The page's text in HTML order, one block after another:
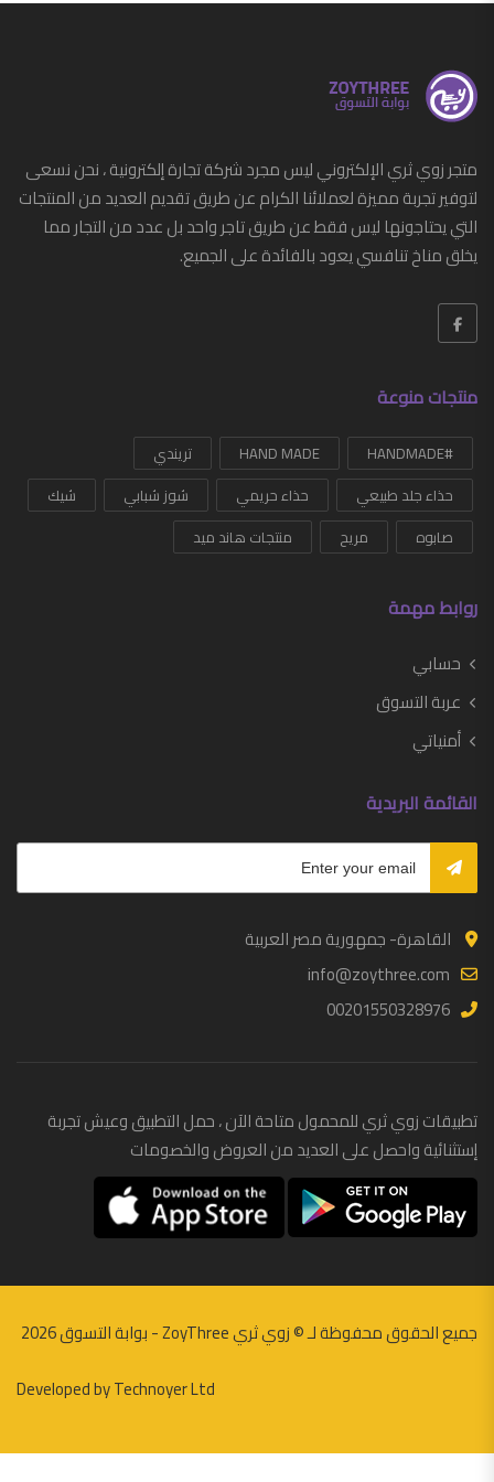
متجر زوي ثري الإلكتروني ليس مجرد شركة تجارة إلكترونية ، نحن نسعى
لتوفير تجربة مميزة لعملائنا الكرام عن طريق تقديم العديد من المنتجات
التي يحتاجونها ليس فقط عن طريق تاجر واحد بل عدد من التجار مما
يخلق مناخ تنافسي يعود بالفائدة على الجميع.
منتجات منوعة
#HANDMADE
HAND MADE
تريندي
حذاء جلد طبيعي
حذاء حريمي شوز شبابي
شيك
صابوه
مريح منتجات هاند ميد
روابط مهمة
حسابي
عربة التسوق
أمنياتي
القائمة البريدية
القاهرة- جمهورية مصر العربية
info@zoythree.com
00201550328976
تطبيقات زوي ثري للمحمول متاحة الآن ، حمل التطبيق وعيش تجربة
إستثنائية واحصل على العديد من العروض والخصومات
جميع الحقوق محفوظة لـ ©زوي ثري ZoyThree - بوابة التسوق
2026
Developed byTechnoyer Ltd